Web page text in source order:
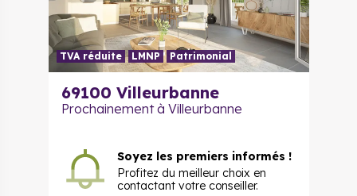
TVA réduite LMNP Patrimonial
69100 Villeurbanne
Prochainement à Villeurbanne
Soyez les premiers informés !
Profitez du meilleur choix en
contactant votre conseiller.